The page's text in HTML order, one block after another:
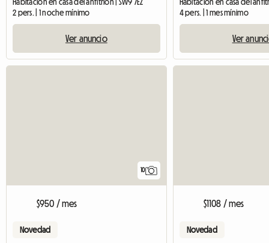
Habitación en casa del anfitrión | SW9 7EZ
2 pers. | 1 noche mínimo
Ver anuncio
4 pers. | 1 mes mínimo
Ver
10
$950 / mes
Novedad
$1108 / mes
Novedad